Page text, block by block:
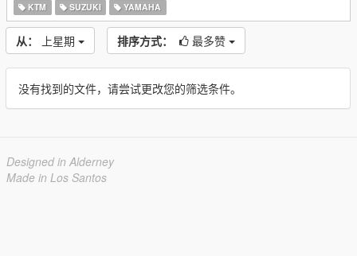
KTM
SUZUKI YAMAHA
从： 上星期 排序方式： 最多赞
没有找到的文件，请尝试更改您的筛选条件。
Designed in Alderney
Made in Los Santos